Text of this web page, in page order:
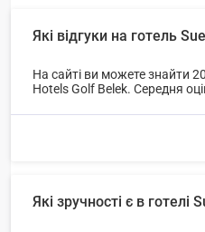
Які відгуки на готель
На сайті ви можете знайти
Hotels Golf Belek. Середня
Які зручності є в готелі